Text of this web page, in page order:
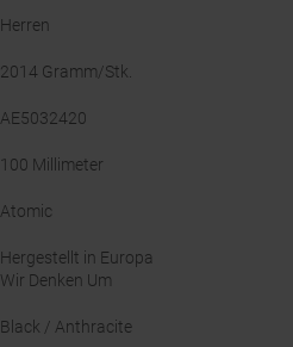
Herren
2014 Gramm/Stk.
AE5032420
100 Millimeter
Atomic
Hergestellt in Europa
Wir Denken Um
Black / Anthracite